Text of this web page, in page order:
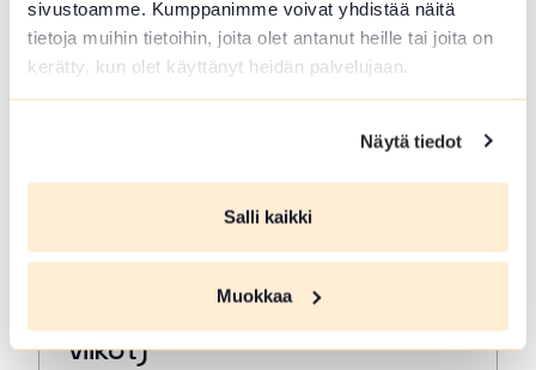
sivustoamme. Kumppanimme voivat yhdistää näitä
tietoja muihin tietoihin, joita olet antanut heille tai joita on
kerätty, kun olet käyttänyt heidän palvelujaan.
Näytä tiedot
Salli kaikki
Muokkaa
ELO 10 2026
Virkeyttä Viikkoon (parittomat
viikot)